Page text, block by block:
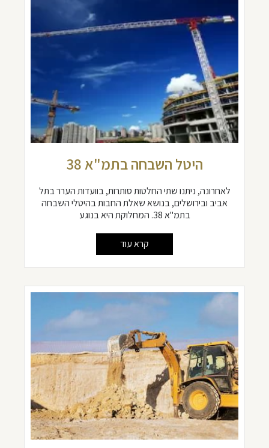
היטל השבחה בתמ"א 38
לאחרונה, ניתנו שתי החלטות סותרות, בוועדות הערר בתל
אביב ובירושלים, בנושא שאלת החבות בהיטלי השבחה
בתמ"א 38. המחלוקת היא בנוגע
קרא עוד